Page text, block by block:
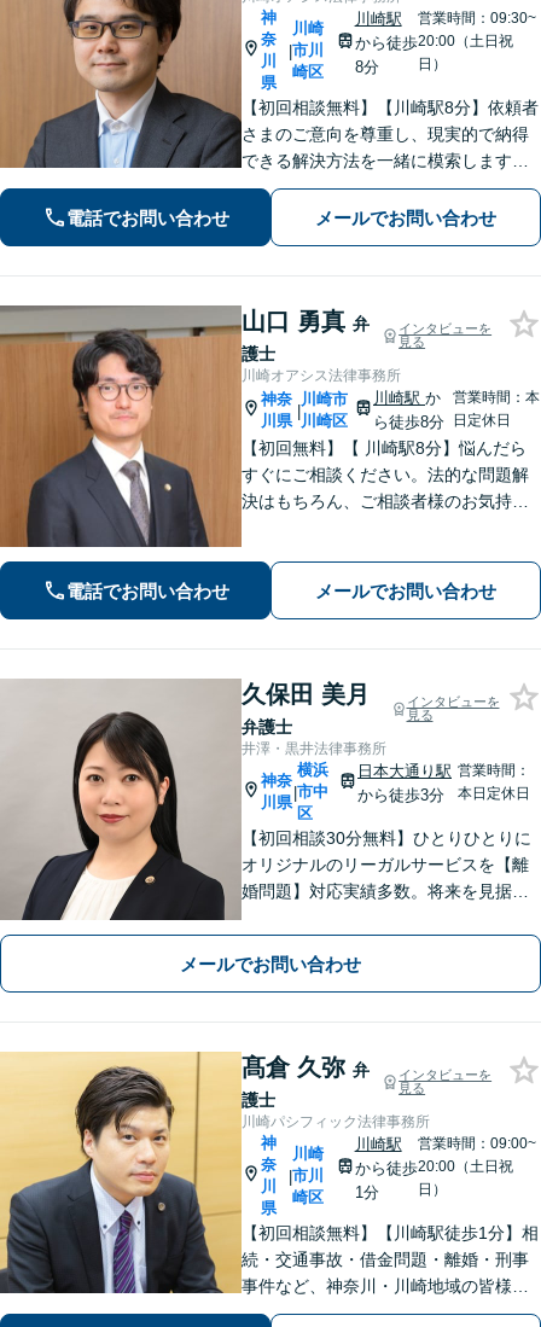
神
奈
川
県
|
川崎
市川
崎区
川崎駅
から徒歩
8分
営業時間：09:30~
20:00（土日祝
日）
【初回相談無料】【川崎駅8分】依頼者
さまのご意向を尊重し、現実的で納得
できる解決方法を一緒に模索します
【離婚問題】調停・訴訟対応に豊富な
実績あり。人生の再出発を全力で応援
いたします【借金問題】状況を整理
電話でお問い合わせ メールでお問い合わせ
山口 勇真 弁
護士
インタビューを
見る
川崎オアシス法律事務所
神奈
川県
|
川崎市
川崎区
川崎駅 か
ら徒歩8分
営業時間：本
日定休日
【初回無料】【 川崎駅8分】悩んだら
すぐにご相談ください。法的な問題解
決はもちろん、ご相談者様のお気持ち
脚」の姿勢で解決まで伴走いたします
ので安心してお任せください。【WEB
電話でお問い合わせ メールでお問い合わせ
久保田 美月
弁護士
インタビューを
見る
井澤・黒井法律事務所
神奈
川県
|
横浜
市中
区
日本大通り駅
から徒歩3分
営業時間：
本日定休日
【初回相談30分無料】ひとりひとりに
オリジナルのリーガルサービスを【離
婚問題】対応実績多数。将来を見据え
本大通り駅3分】
メールでお問い合わせ
髙倉 久弥 弁
護士
インタビューを
見る
川崎パシフィック法律事務所
神
奈
川
県
|
川崎
市川
崎区
川崎駅
から徒歩
1分
営業時間：09:00~
20:00（土日祝
日）
【初回相談無料】【川崎駅徒歩1分】相
続・交通事故・借金問題・離婚・刑事
事件など、神奈川・川崎地域の皆様の
法律問題を解決すべく、親身になって